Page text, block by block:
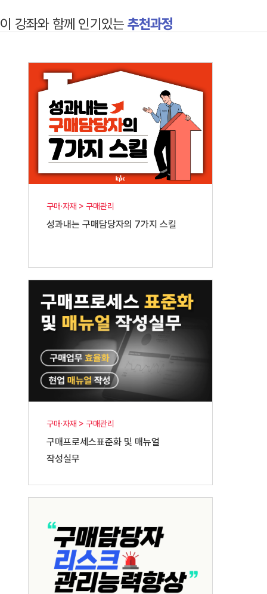
이 강좌와 함께 인기있는 추천과정
구매·자재 > 구매관리
성과내는 구매담당자의 7가지 스킬
구매·자재 > 구매관리
구매프로세스표준화 및 매뉴얼
작성실무